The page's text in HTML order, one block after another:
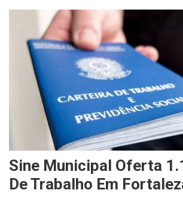
Sine Municipal Oferta
De Trabalho Em